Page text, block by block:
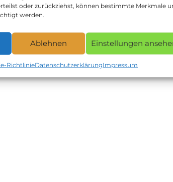
oder zurückziehst, können bestimmte Merkmale
werden.
Ablehnen Einstellungen
RichtlinieDatenschutzerklärungImpressum